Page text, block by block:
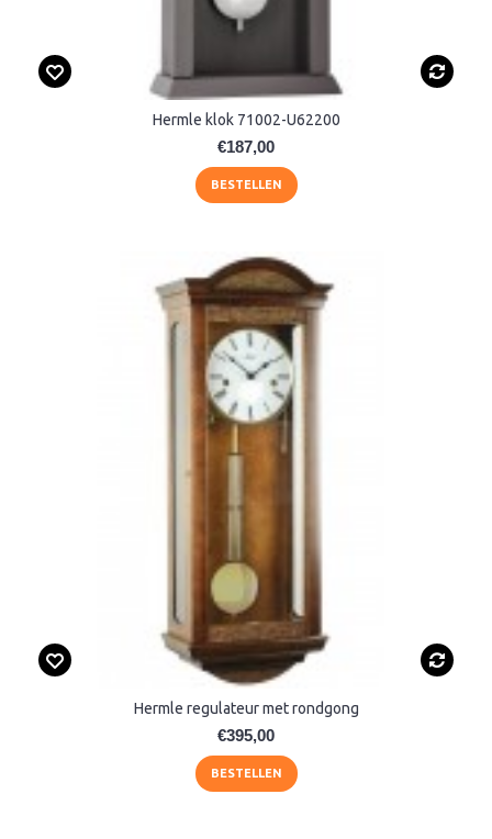
Hermle klok 71002-U62200
€187,00
BESTELLEN
Hermle regulateur met rondgong
€395,00
BESTELLEN